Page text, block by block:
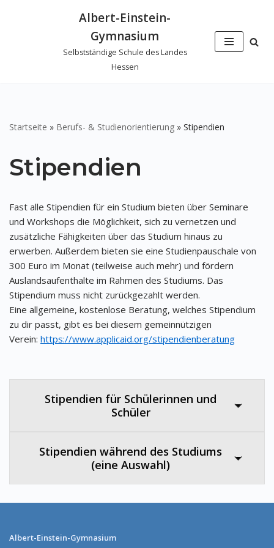
Albert-Einstein-
Gymnasium
Selbstständige Schule des Landes
Hessen
Startseite » Berufs- & Studienorientierung » Stipendien
Stipendien
Fast alle Stipendien für ein Studium bieten über Seminare
und Workshops die Möglichkeit, sich zu vernetzen und
zusätzliche Fähigkeiten über das Studium hinaus zu
erwerben. Außerdem bieten sie eine Studienpauschale von
300 Euro im Monat (teilweise auch mehr) und fördern
Auslandsaufenthalte im Rahmen des Studiums. Das
Stipendium muss nicht zurückgezahlt werden.
Eine allgemeine, kostenlose Beratung, welches Stipendium
zu dir passt, gibt es bei diesem gemeinnützigen
Verein: https://www.applicaid.org/stipendienberatung
Stipendien für Schülerinnen und
Schüler
Stipendien während des Studiums
(eine Auswahl)
Albert-Einstein-Gymnasium